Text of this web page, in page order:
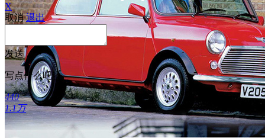
X
取消 退出
发送
写点什么吧
440
1.1万